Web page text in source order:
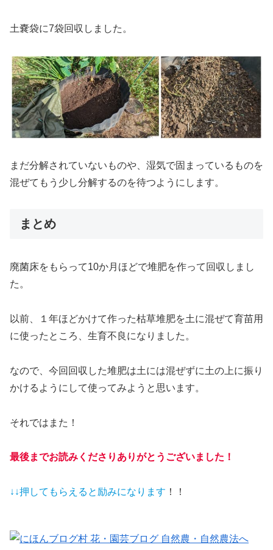
土嚢袋に7袋回収しました。
まだ分解されていないものや、湿気で固まっているものを
混ぜてもう少し分解するのを待つようにします。
まとめ
廃菌床をもらって10か月ほどで堆肥を作って回収しまし
た。
以前、１年ほどかけて作った枯草堆肥を土に混ぜて育苗用
に使ったところ、生育不良になりました。
なので、今回回収した堆肥は土には混ぜずに土の上に振り
かけるようにして使ってみようと思います。
それではまた！
最後までお読みくださりありがとうございました！
↓↓押してもらえると 励みになります ！！